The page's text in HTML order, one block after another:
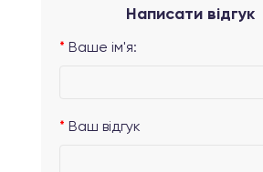
Написати відгук
Ваше ім'я:
Ваш відгук